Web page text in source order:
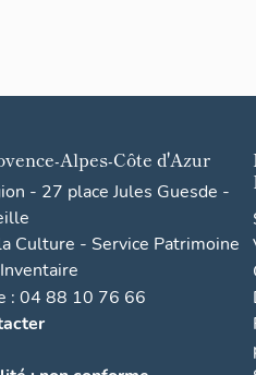
Alpes-Côte d'Azur
- 27 place Jules Guesde -
Culture - Service Patrimoine
: 04 88 10 76 66